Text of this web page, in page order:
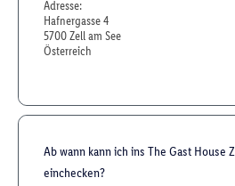
Adresse:
Hafnergasse 4
5700 Zell am See
Österreich
Ab wann kann ich ins The Gast House
einchecken?